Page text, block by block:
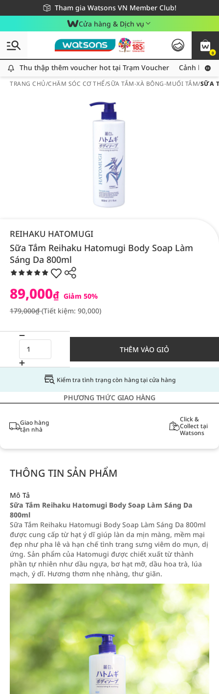
Tham gia Watsons VN Member Club!
Miễn phí giao hàng cho đơn hàng từ 249,000Đ
Giao hàng nhanh 24h - Áp dụng khu vực TP. Hồ Chí Minh
Cửa hàng & Dịch vụ
0
Thu thập thêm voucher hot tại Trạm Voucher
Thu thập thêm voucher hot tại Trạm Voucher Cảnh báo
TRANG CHỦ/CHĂM SÓC CƠ THỂ/SỮA TẮM-XÀ BÔNG-MUỐI TẮM/SỮA
REIHAKU HATOMUGI
Sữa Tắm Reihaku Hatomugi Body Soap Làm
Sáng Da 800ml
89,000₫ Giảm 50%
179,000₫(Tiết kiệm: 90,000)
THÊM VÀO GIỎ
Kiểm tra tình trạng còn hàng tại cửa hàng
PHƯƠNG THỨC GIAO HÀNG
Giao hàng
tận nhà
Click &
Collect tại
Watsons
THÔNG TIN SẢN PHẨM
Mô Tả
Sữa Tắm Reihaku Hatomugi Body Soap Làm Sáng Da
800ml
Sữa Tắm Reihaku Hatomugi Body Soap Làm Sáng Da 800ml
được cung cấp từ hạt ý dĩ giúp làn da mịn màng, mềm mại
đẹp như pha lê và hạn chế tình trang sưng viêm do mụn, dị
ứng. Sản phẩm của Hatomugi được chiết xuất từ thành
phần tự nhiên như dầu ngựa, bơ hạt mỡ, dầu hoa trà, lúa
mạch, ý dĩ. Hương thơm nhẹ nhàng, thư giãn.